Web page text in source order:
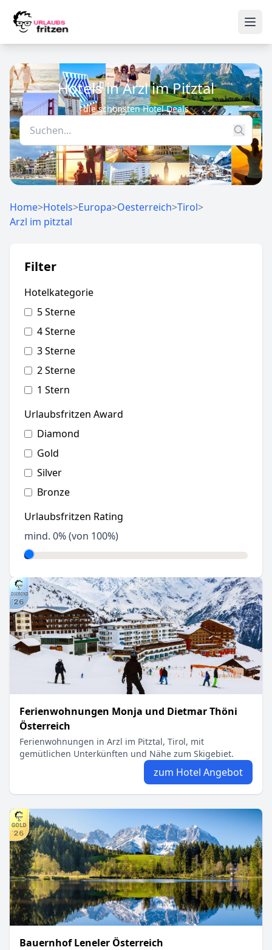
Hotels in Arzl im Pitztal
die schönsten Hotel Deals
Home>Hotels>Europa>Oesterreich>Tirol>
Arzl im pitztal
Filter
Hotelkategorie
5 Sterne
4 Sterne
3 Sterne
2 Sterne
1 Stern
Urlaubsfritzen Award
Diamond
Gold
Silver
Bronze
Urlaubsfritzen Rating
mind. 0% (von 100%)
Ferienwohnungen Monja und Dietmar Thöni
Österreich
Ferienwohnungen in Arzl im Pitztal, Tirol, mit
gemütlichen Unterkünften und Nähe zum Skigebiet.
zum Hotel Angebot
Bauernhof Leneler Österreich